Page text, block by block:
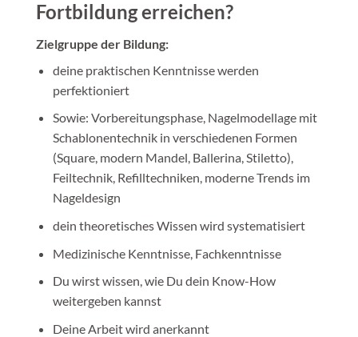
Fortbildung erreichen?
Zielgruppe der Bildung:
deine praktischen Kenntnisse werden
perfektioniert
Sowie: Vorbereitungsphase, Nagelmodellage mit
Schablonentechnik in verschiedenen Formen
(Square, modern Mandel, Ballerina, Stiletto),
Feiltechnik, Refilltechniken, moderne Trends im
Nageldesign
dein theoretisches Wissen wird systematisiert
Medizinische Kenntnisse, Fachkenntnisse
Du wirst wissen, wie Du dein Know-How
weitergeben kannst
Deine Arbeit wird anerkannt